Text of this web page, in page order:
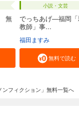
無
小説・文芸
でっちあげ―福岡
教師」事...
福田ますみ
無料で読む
ンフィクション」無料一覧へ